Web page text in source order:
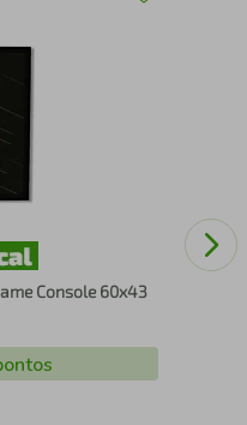
Console 60x43